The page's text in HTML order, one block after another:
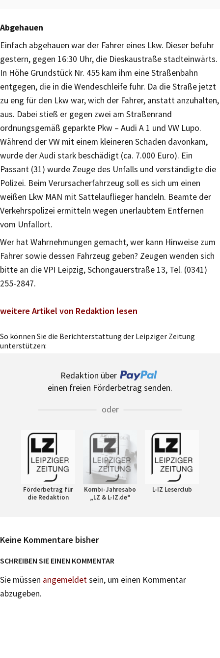
Abgehauen
Einfach abgehauen war der Fahrer eines Lkw. Dieser befuhr
gestern, gegen 16:30 Uhr, die Dieskaustraße stadteinwärts.
In Höhe Grundstück Nr. 455 kam ihm eine Straßenbahn
entgegen, die in die Wendeschleife fuhr. Da die Straße jetzt
zu eng für den Lkw war, wich der Fahrer, anstatt anzuhalten,
aus. Dabei stieß er gegen zwei am Straßenrand
ordnungsgemäß geparkte Pkw – Audi A 1 und VW Lupo.
Während der VW mit einem kleineren Schaden davonkam,
wurde der Audi stark beschädigt (ca. 7.000 Euro). Ein
Passant (31) wurde Zeuge des Unfalls und verständigte die
Polizei. Beim Verursacherfahrzeug soll es sich um einen
weißen Lkw MAN mit Sattelauflieger handeln. Beamte der
Verkehrspolizei ermitteln wegen unerlaubtem Entfernen
vom Unfallort.
Wer hat Wahrnehmungen gemacht, wer kann Hinweise zum
Fahrer sowie dessen Fahrzeug geben? Zeugen wenden sich
bitte an die VPI Leipzig, Schongauerstraße 13, Tel. (0341)
255-2847.
weitere Artikel von Redaktion lesen
So können Sie die Berichterstattung der Leipziger Zeitung
unterstützen:
Redaktion über
einen freien Förderbetrag senden.
oder
Förderbetrag für
die Redaktion
Kombi-Jahresabo
„LZ & L-IZ.de“
L-IZ Leserclub
Keine Kommentare bisher
SCHREIBEN SIE EINEN KOMMENTAR
Sie müssen angemeldetsein, um einen Kommentar
abzugeben.